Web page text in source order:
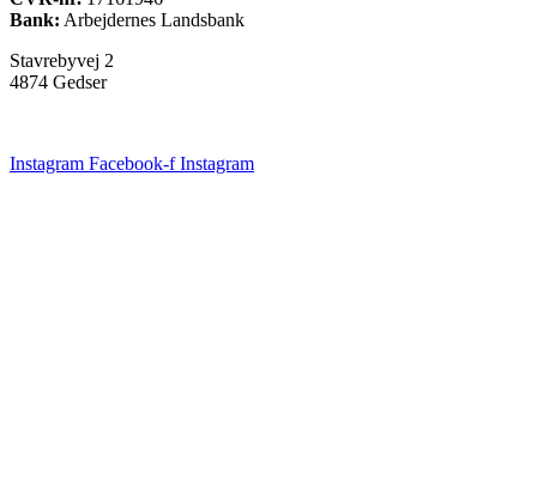
Bank: Arbejdernes Landsbank
Stavrebyvej 2
4874 Gedser
Instagram Facebook-f Instagram